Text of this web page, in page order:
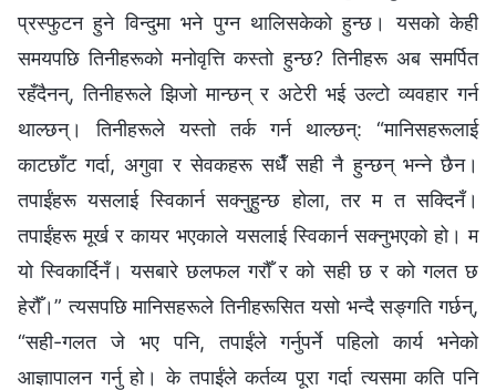
प्रस्फुटन हुने विन्दुमा भने पुग्‍न थालिसकेको हुन्छ। यसको केही
समयपछि तिनीहरूको मनोवृत्ति कस्तो हुन्छ? तिनीहरू अब समर्पित
रहँदैनन्, तिनीहरूले झिजो मान्छन् र अटेरी भई उल्टो व्यवहार गर्न
थाल्छन्। तिनीहरूले यस्तो तर्क गर्न थाल्छन्: “मानिसहरूलाई
काटछाँट गर्दा, अगुवा र सेवकहरू सधैँ सही नै हुन्छन् भन्‍ने छैन।
तपाईंहरू यसलाई स्विकार्न सक्‍नुहुन्छ होला, तर म त सक्दिनँ।
तपाईंहरू मूर्ख र कायर भएकाले यसलाई स्विकार्न सक्‍नुभएको हो। म
यो स्विकार्दिनँ। यसबारे छलफल गरौँ र को सही छ र को गलत छ
हेरौँ।” त्यसपछि मानिसहरूले तिनीहरूसित यसो भन्दै सङ्गति गर्छन्,
“सही-गलत जे भए पनि, तपाईंले गर्नुपर्ने पहिलो कार्य भनेको
आज्ञापालन गर्नु हो। के तपाईंले कर्तव्य पूरा गर्दा त्यसमा कति पनि